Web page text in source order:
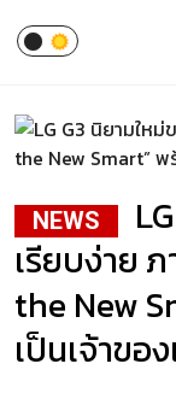
NEWS
เรียบง่าย
the New
เป็นเจ้าขอ